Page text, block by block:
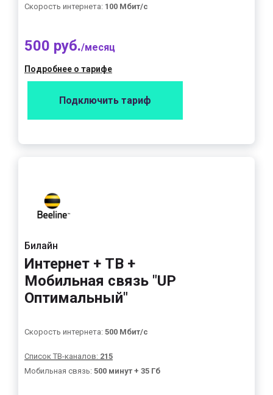
Скорость интернета: 100 Мбит/с
500 руб./месяц
Подробнее о тарифе
Подключить тариф
Билайн
Интернет + ТВ +
Мобильная связь "UP
Оптимальный"
Скорость интернета: 500 Мбит/с
Список ТВ-каналов: 215
Мобильная связь: 500 минут + 35 Гб